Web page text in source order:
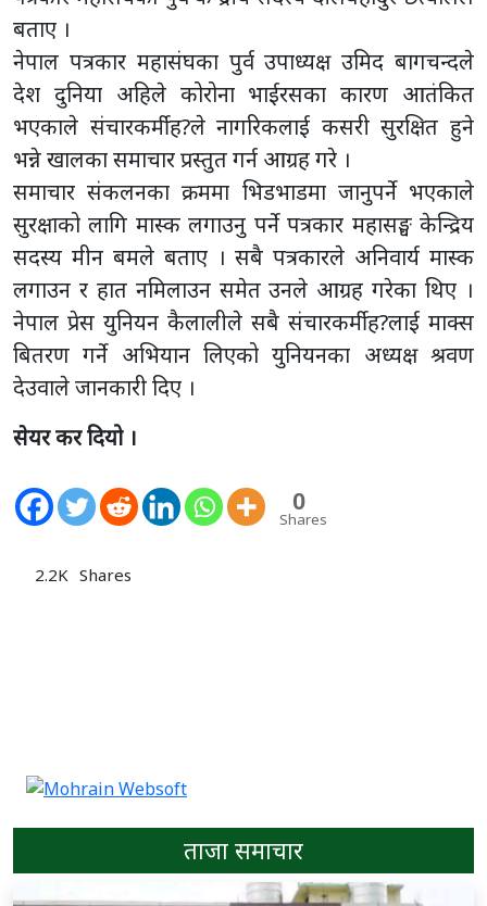
बताए ।
नेपाल पत्रकार महासंघका पुर्व उपाध्यक्ष उमिद बागचन्दले
देश दुनिया अहिले कोरोना भाईरसका कारण आतंकित
भएकाले संचारकर्मीह?ले नागरिकलाई कसरी सुरक्षित हुने
भन्ने खालका समाचार प्रस्तुत गर्न आग्रह गरे ।
समाचार संकलनका क्रममा भिडभाडमा जानुपर्ने भएकाले
सुरक्षाको लागि मास्क लगाउनु पर्ने पत्रकार महासङ्घ केन्द्रिय
सदस्य मीन बमले बताए । सबै पत्रकारले अनिवार्य मास्क
लगाउन र हात नमिलाउन समेत उनले आग्रह गरेका थिए ।
नेपाल प्रेस युनियन कैलालीले सबै संचारकर्मीह?लाई माक्स
बितरण गर्ने अभियान लिएको युनियनका अध्यक्ष श्रवण
देउवाले जानकारी दिए ।
सेयर कर दियो ।
0
Shares
2.2K Shares
ताजा समाचार